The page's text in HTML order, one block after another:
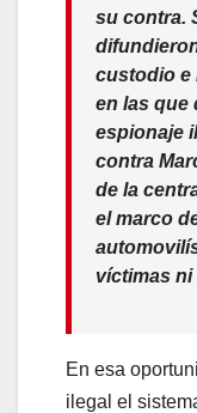
su contra.
custodio e
en las que
espionaje
contra
de la
el marco
víctimas ni
En esa
ilegal el